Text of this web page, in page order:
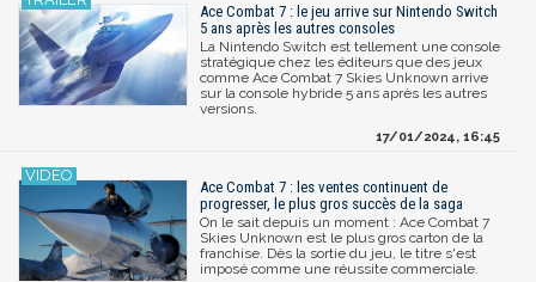
Ace Combat 7 : le jeu arrive sur Nintendo Switch
5 ans après les autres consoles
La Nintendo Switch est tellement une console
stratégique chez les éditeurs que des jeux
comme Ace Combat 7 Skies Unknown arrive
sur la console hybride 5 ans après les autres
versions.
17/01/2024, 16:45
Ace Combat 7 : les ventes continuent de
progresser, le plus gros succès de la saga
On le sait depuis un moment : Ace Combat 7
Skies Unknown est le plus gros carton de la
franchise. Dès la sortie du jeu, le titre s'est
imposé comme une réussite commerciale.